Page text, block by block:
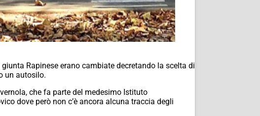
Rapinese erano cambiate decretando la scelta di
un autosilo.
che fa parte del medesimo Istituto
dove però non c’è ancora alcuna traccia degli